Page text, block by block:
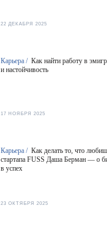
22 ДЕКАБРЯ 2025
Карьера / Как найти работу в
и настойчивость
17 НОЯБРЯ 2025
Карьера / Как делать то, что
стартапа FUSS Даша Берман — о
в успех
23 ОКТЯБРЯ 2025